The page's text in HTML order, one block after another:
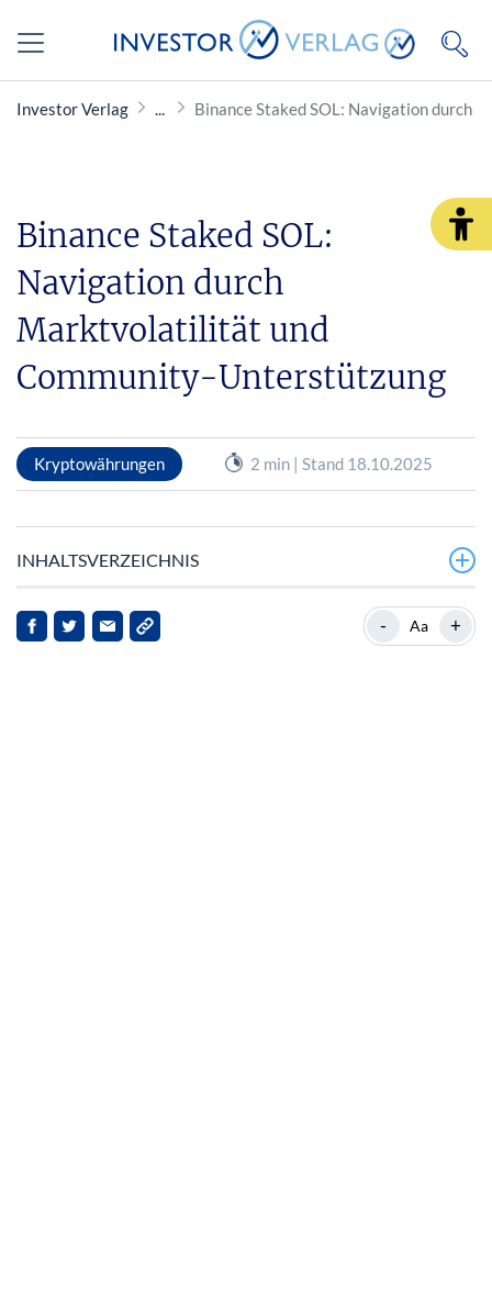
Investor Verlag Binance Staked SOL: Navigation
Binance Staked SOL:
Navigation durch
Marktvolatilität und
Community-Unterstützung
Kryptowährungen 2 min | Stand 18.10.2025
INHALTSVERZEICHNIS
Marktüberblick
- Aa +